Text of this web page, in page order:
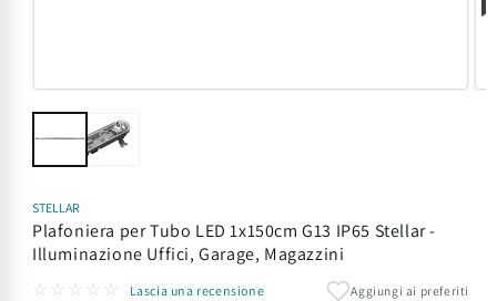
contenuti
multimediali
in
STELLAR
Plafoniera per Tubo LED 1x150cm G13 IP65 Stellar -
Illuminazione Uffici, Garage, Magazzini
☆☆☆☆☆
Lascia una recensione Aggiungi ai preferiti